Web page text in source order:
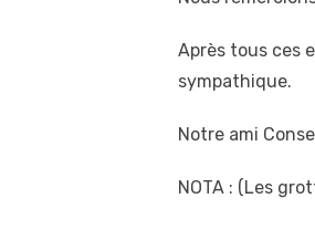
Après tous ces
sympathique.
Notre ami
NOTA : (Les